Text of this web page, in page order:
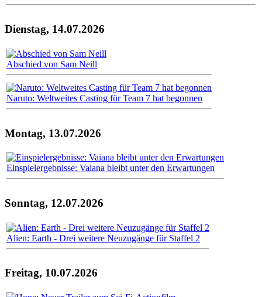
Dienstag, 14.07.2026
Abschied von Sam Neill
Naruto: Weltweites Casting für Team 7 hat begonnen
Montag, 13.07.2026
Einspielergebnisse: Vaiana bleibt unter den Erwartungen
Sonntag, 12.07.2026
Alien: Earth - Drei weitere Neuzugänge für Staffel 2
Freitag, 10.07.2026